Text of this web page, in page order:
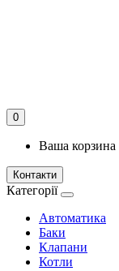
0
Ваша
Контакти
Категорії
Автоматика
Баки
Клапани
Котли